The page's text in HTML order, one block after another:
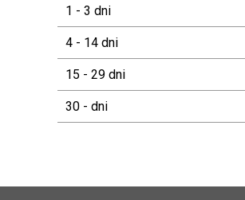
1 - 3 dni
4 - 14 dni
15 - 29 dni
30 - dni